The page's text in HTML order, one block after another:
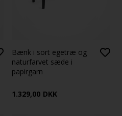
Bænk i sort egetræ og
naturfarvet sæde i
papirgarn
1.329,00 DKK